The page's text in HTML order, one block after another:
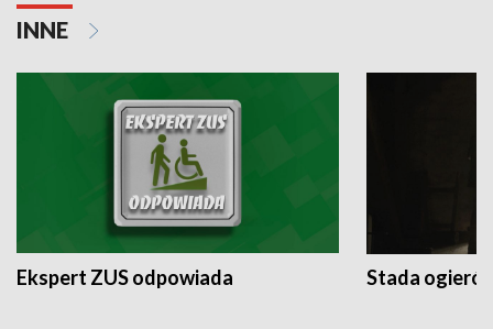
INNE
Ekspert ZUS odpowiada Stada